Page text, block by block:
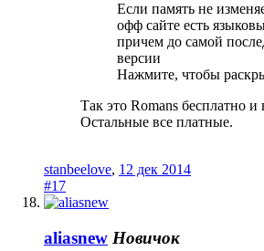
Если память не
офф сайте есть
причем до самой
версии
Нажмите, чтобы
Так это Romans бесплатно
Остальные все платные.
stanbeelove, 12 дек 2014
#17
aliasnew Новичок